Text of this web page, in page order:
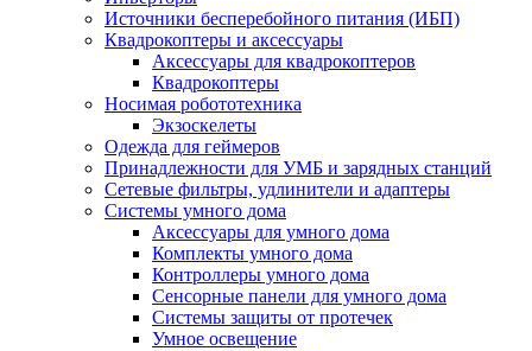
Источники бесперебойного питания (ИБП)
Квадрокоптеры и аксессуары
Аксессуары для квадрокоптеров
Квадрокоптеры
Носимая робототехника
Экзоскелеты
Одежда для геймеров
Принадлежности для УМБ и зарядных станций
Сетевые фильтры, удлинители и адаптеры
Системы умного дома
Аксессуары для умного дома
Комплекты умного дома
Контроллеры умного дома
Сенсорные панели для умного дома
Системы защиты от протечек
Умное освещение